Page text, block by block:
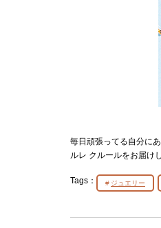
毎日頑張ってる自分に
ルレ クルールをお届け
Tags： ジュエリー